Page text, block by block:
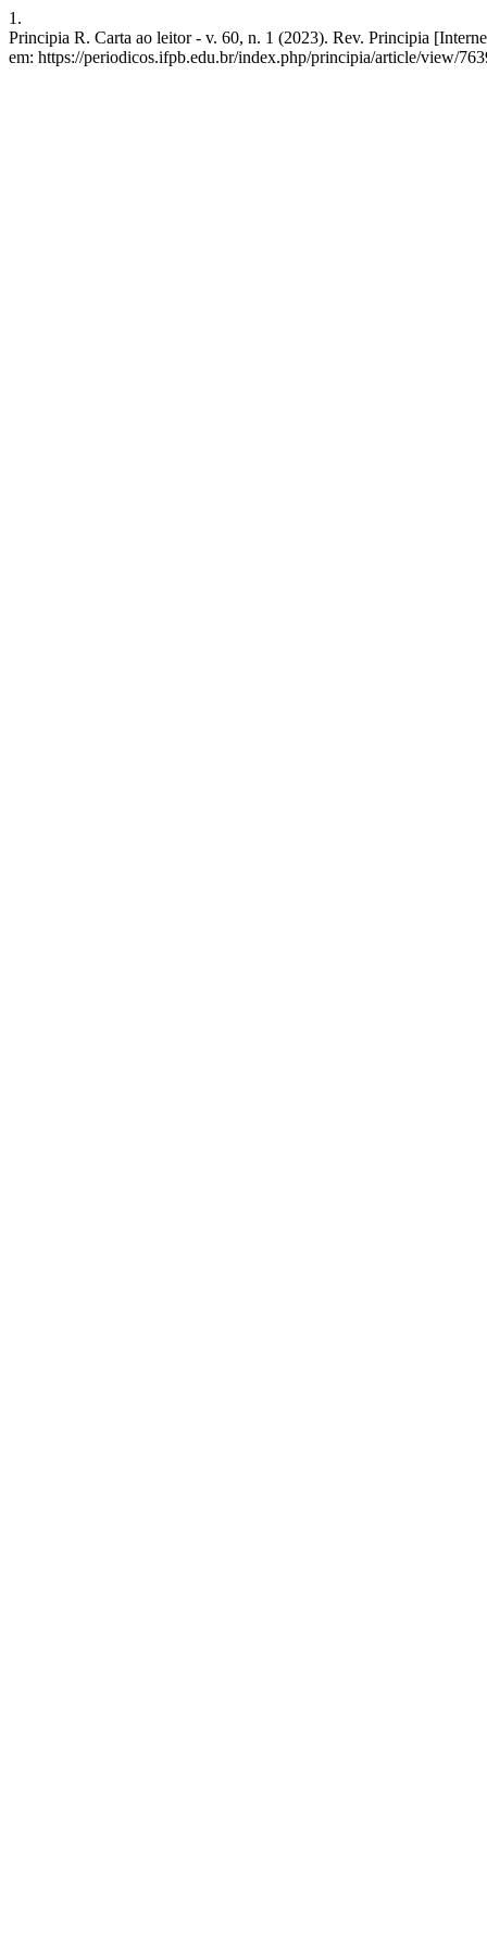
1.
Principia R. Carta ao leitor - v. 60, n. 1 (2023). Rev. Principia
em: https://periodicos.ifpb.edu.br/index.php/principia/article/view/